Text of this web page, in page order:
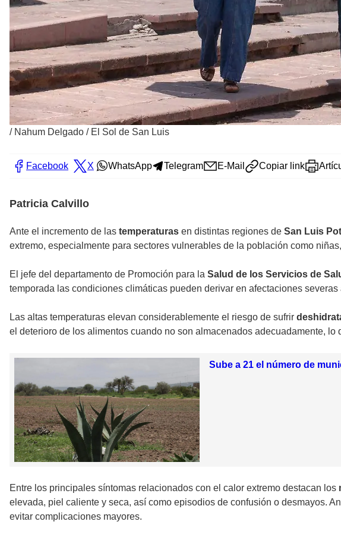
/ Nahum Delgado / El Sol de San Luis
Facebook X WhatsApp Telegram E-Mail Copiar link
Patricia Calvillo
Ante el incremento de las temperaturas en distintas regiones de San Luis
extremo, especialmente para sectores vulnerables de la población como
El jefe del departamento de Promoción para la Salud de los Servicios de
temporada las condiciones climáticas pueden derivar en afectaciones
Las altas temperaturas elevan considerablemente el riesgo de sufrir
el deterioro de los alimentos cuando no son almacenados adecuadamente,
Sube a 21 el número de
Entre los principales síntomas relacionados con el calor extremo destacan los
elevada, piel caliente y seca, así como episodios de confusión o desmayos.
evitar complicaciones mayores.